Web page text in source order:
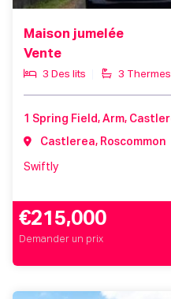
Maison jumelée
Vente
3 Des lits 3 Thermes
Castlerea, Roscommon
Swiftly
€215,000
Demander un prix